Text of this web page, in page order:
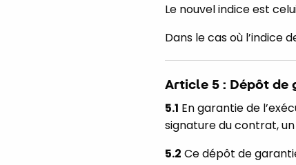
Le nouvel indice est
Dans le cas où l’indice
Article 5 : Dépôt de
5.1 En garantie de
signature du contrat,
5.2 Ce dépôt de